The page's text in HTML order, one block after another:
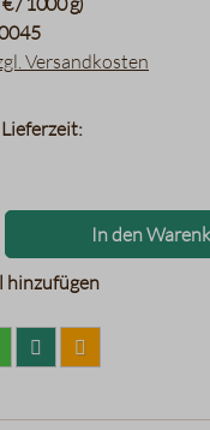
Versandkosten
Produkt Anzahl:
In den
hinzufügen